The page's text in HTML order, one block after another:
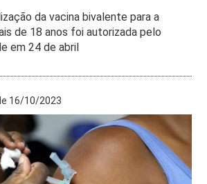
da vacina bivalente para a
de 18 anos foi autorizada pelo
em 24 de abril
16/10/2023